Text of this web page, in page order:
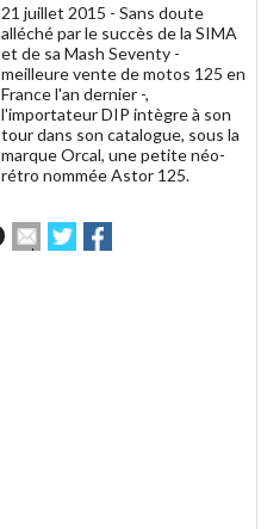
21 juillet 2015 - Sans doute
alléché par le succès de la SIMA
et de sa Mash Seventy -
meilleure vente de motos 125 en
France l'an dernier -,
l'importateur DIP intègre à son
tour dans son catalogue, sous la
marque Orcal, une petite néo-
rétro nommée Astor 125.
Envoyer
cet
Partager
sur sur